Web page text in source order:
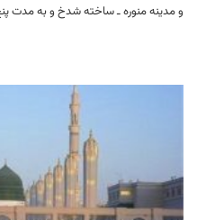
و مدینه منوره ـ ساخته شدخ و به مدت